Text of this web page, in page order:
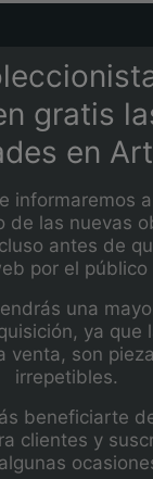
gratis
en
informaremos
de las nuevas
antes de
por el público
una
ya que
venta, son
irrepetibles.
beneficiarte
clientes y